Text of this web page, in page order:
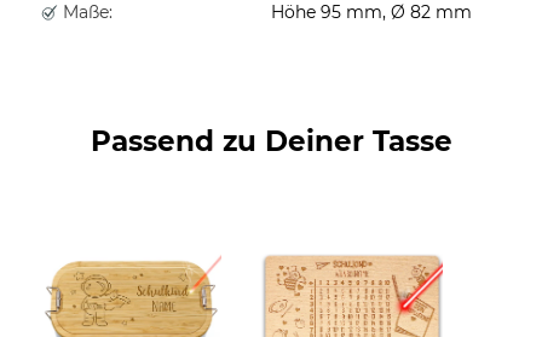
Maße:
Höhe 95 mm, Ø 82 mm
Passend zu Deiner Tasse